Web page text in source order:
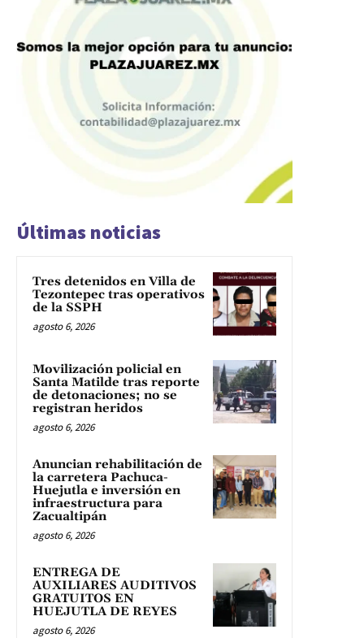
Últimas noticias
Tres detenidos en Villa de
Tezontepec tras operativos
de la SSPH
agosto 6, 2026
Movilización policial en
Santa Matilde tras reporte
de detonaciones; no se
registran heridos
agosto 6, 2026
Anuncian rehabilitación de
la carretera Pachuca-
Huejutla e inversión en
infraestructura para
Zacualtipán
agosto 6, 2026
ENTREGA DE
AUXILIARES AUDITIVOS
GRATUITOS EN
HUEJUTLA DE REYES
agosto 6, 2026